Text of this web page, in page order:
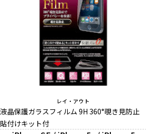
レイ・アウト
液晶保護ガラスフィルム 9H 360°覗き見防止
貼付けキット付